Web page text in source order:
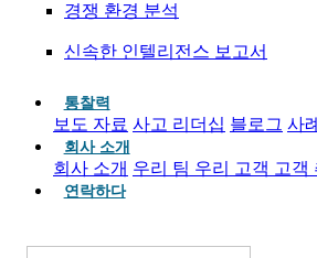
경쟁 환경 분석
신속한 인텔리전스 보고서
통찰력
보도 자료 사고 리더십 블로그 사
회사 소개
회사 소개 우리 팀 우리 고객 고객
연락하다